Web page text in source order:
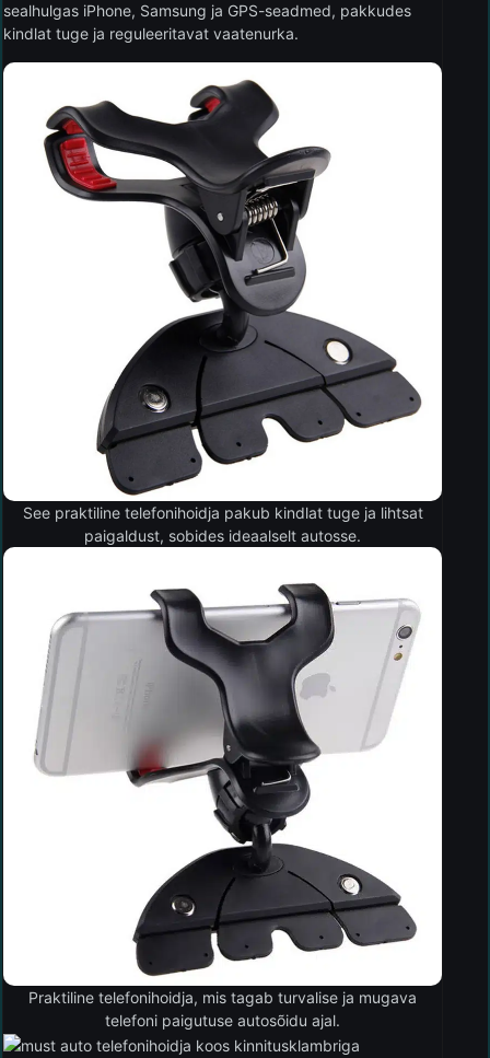
sealhulgas iPhone, Samsung ja GPS-seadmed, pakkudes
kindlat tuge ja reguleeritavat vaatenurka.
See praktiline telefonihoidja pakub kindlat tuge ja lihtsat
paigaldust, sobides ideaalselt autosse.
Praktiline telefonihoidja, mis tagab turvalise ja mugava
telefoni paigutuse autosõidu ajal.